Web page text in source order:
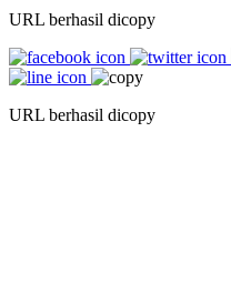
URL berhasil dicopy
URL berhasil dicopy